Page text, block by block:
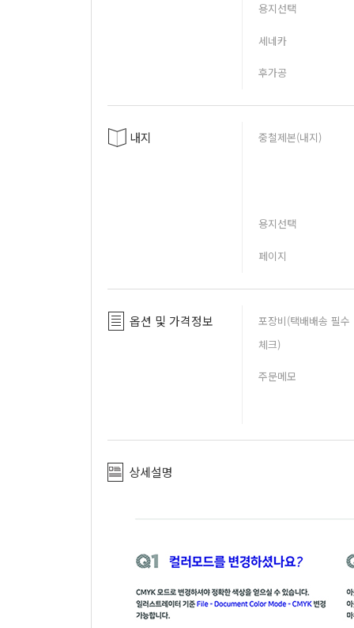
용지선택
세네카
후가공
내지 중철제본(내지)
용지선택
페이지
옵션 및 가격정보
포장비(택배배송 필수
체크)
주문메모
상세설명